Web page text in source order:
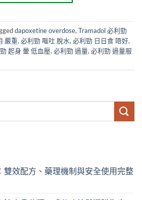
dapoxetine overdose, Tramadol 必利勁
嚴重, 必利勁 嘔吐 脫水, 必利勁 日日食 唔好,
起身 暈 低血壓, 必利勁 過量, 必利勁 過量服
雙效配方、藥理機制與安全使用完整